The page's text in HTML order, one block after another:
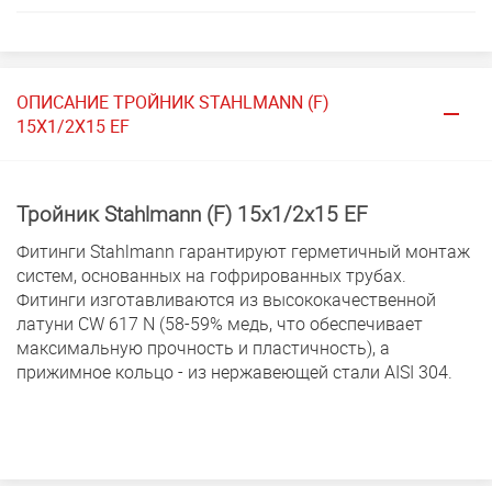
ОПИСАНИЕ ТРОЙНИК STAHLMANN (F)
15Х1/2Х15 EF
Тройник Stahlmann (F) 15х1/2х15 EF
Фитинги Stahlmann гарантируют герметичный монтаж
систем, основанных на гофрированных трубах.
Фитинги изготавливаются из высококачественной
латуни CW 617 N (58-59% медь, что обеспечивает
максимальную прочность и пластичность), а
прижимное кольцо - из нержавеющей стали AISI 304.